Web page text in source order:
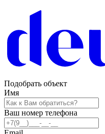
Подобрать объект
Имя
Ваш номер телефона